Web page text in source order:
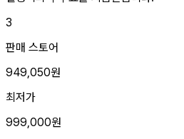
3
판매 스토어
949,050원
최저가
999,000원